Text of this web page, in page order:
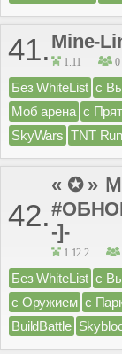
41. Mine-
1.11 0
Без WhiteList с
Моб арена с
SkyWars TNT Run
42.
« ✪ »
-]-
1.12.2
Без WhiteList с
с Оружием с
BuildBattle